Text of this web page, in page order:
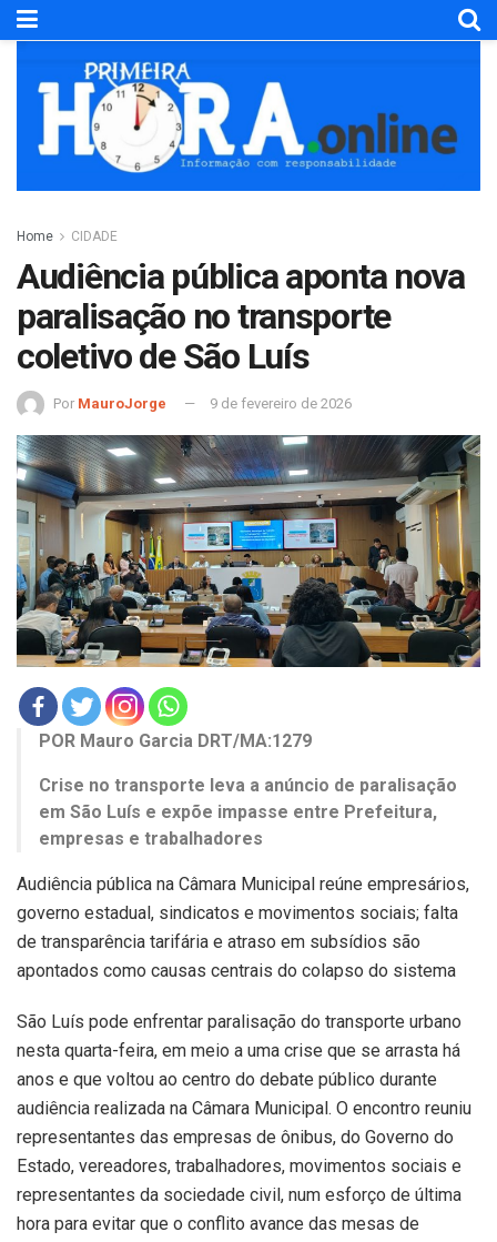
Home CIDADE
Audiência pública aponta nova
paralisação no transporte
coletivo de São Luís
Por MauroJorge 9 de fevereiro de 2026
POR Mauro Garcia DRT/MA:1279
Crise no transporte leva a anúncio de paralisação
em São Luís e expõe impasse entre Prefeitura,
empresas e trabalhadores
Audiência pública na Câmara Municipal reúne empresários,
governo estadual, sindicatos e movimentos sociais; falta
de transparência tarifária e atraso em subsídios são
apontados como causas centrais do colapso do sistema
São Luís pode enfrentar paralisação do transporte urbano
nesta quarta-feira, em meio a uma crise que se arrasta há
anos e que voltou ao centro do debate público durante
audiência realizada na Câmara Municipal. O encontro reuniu
representantes das empresas de ônibus, do Governo do
Estado, vereadores, trabalhadores, movimentos sociais e
representantes da sociedade civil, num esforço de última
hora para evitar que o conflito avance das mesas de